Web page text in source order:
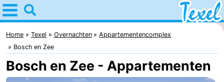
Home
Texel
Tips
Voor
Home Texel Overnachten
Appartementencomplex
Bosch en Zee
Bosch en Zee - Appartementen